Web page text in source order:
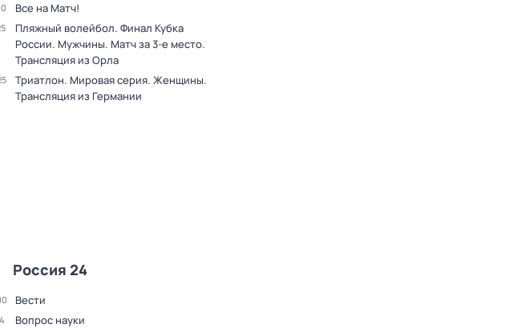
Все на Матч!
Пляжный волейбол. Финал Кубка
России. Мужчины. Матч за 3-е место.
Трансляция из Орла
Триатлон. Мировая серия. Женщины.
Трансляция из Германии
Россия 24
Вести
Вопрос науки